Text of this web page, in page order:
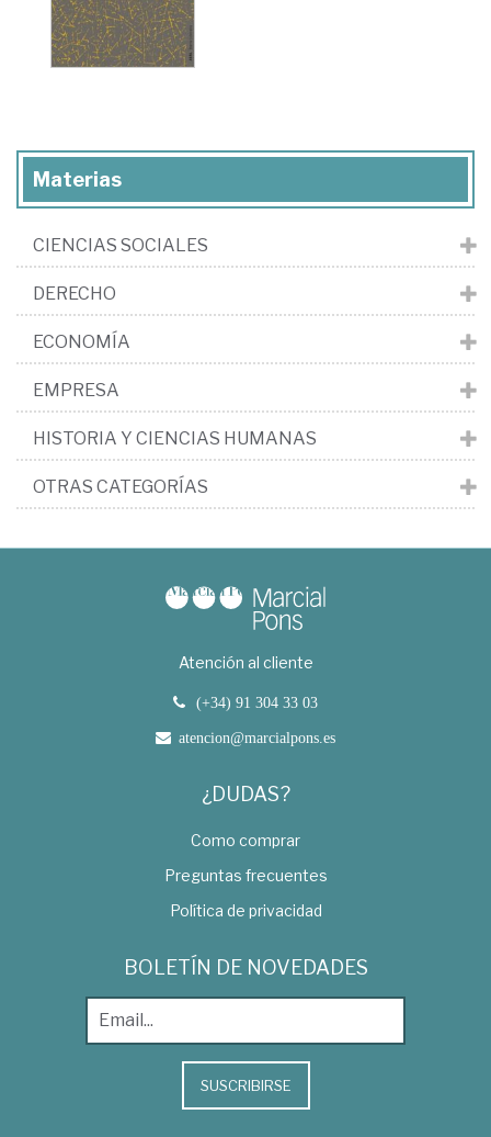
Materias
CIENCIAS SOCIALES
DERECHO
ECONOMÍA
EMPRESA
HISTORIA Y CIENCIAS HUMANAS
OTRAS CATEGORÍAS
Atención al cliente
(+34) 91 304 33 03
atencion@marcialpons.es
¿DUDAS?
Como comprar
Preguntas frecuentes
Política de privacidad
BOLETÍN DE NOVEDADES
SUSCRIBIRSE